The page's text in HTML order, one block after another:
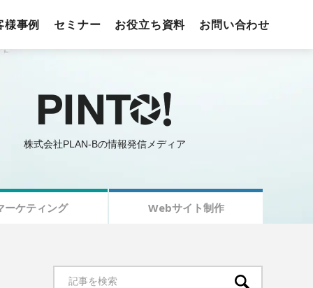
様事例 セミナー お役立ち資料 お問い合わせ
株式会社PLAN-Bの情報発信メディア
ーケティング Webサイト制作